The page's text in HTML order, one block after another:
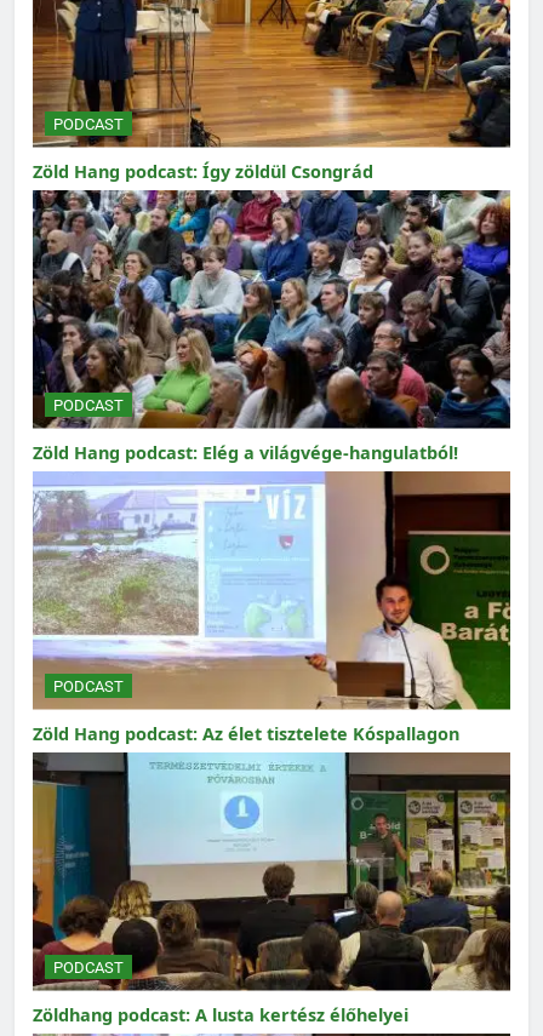
PODCAST
Zöld Hang podcast: Így zöldül Csongrád
PODCAST
Zöld Hang podcast: Elég a világvége-hangulatból!
PODCAST
Zöld Hang podcast: Az élet tisztelete Kóspallagon
PODCAST
Zöldhang podcast: A lusta kertész élőhelyei